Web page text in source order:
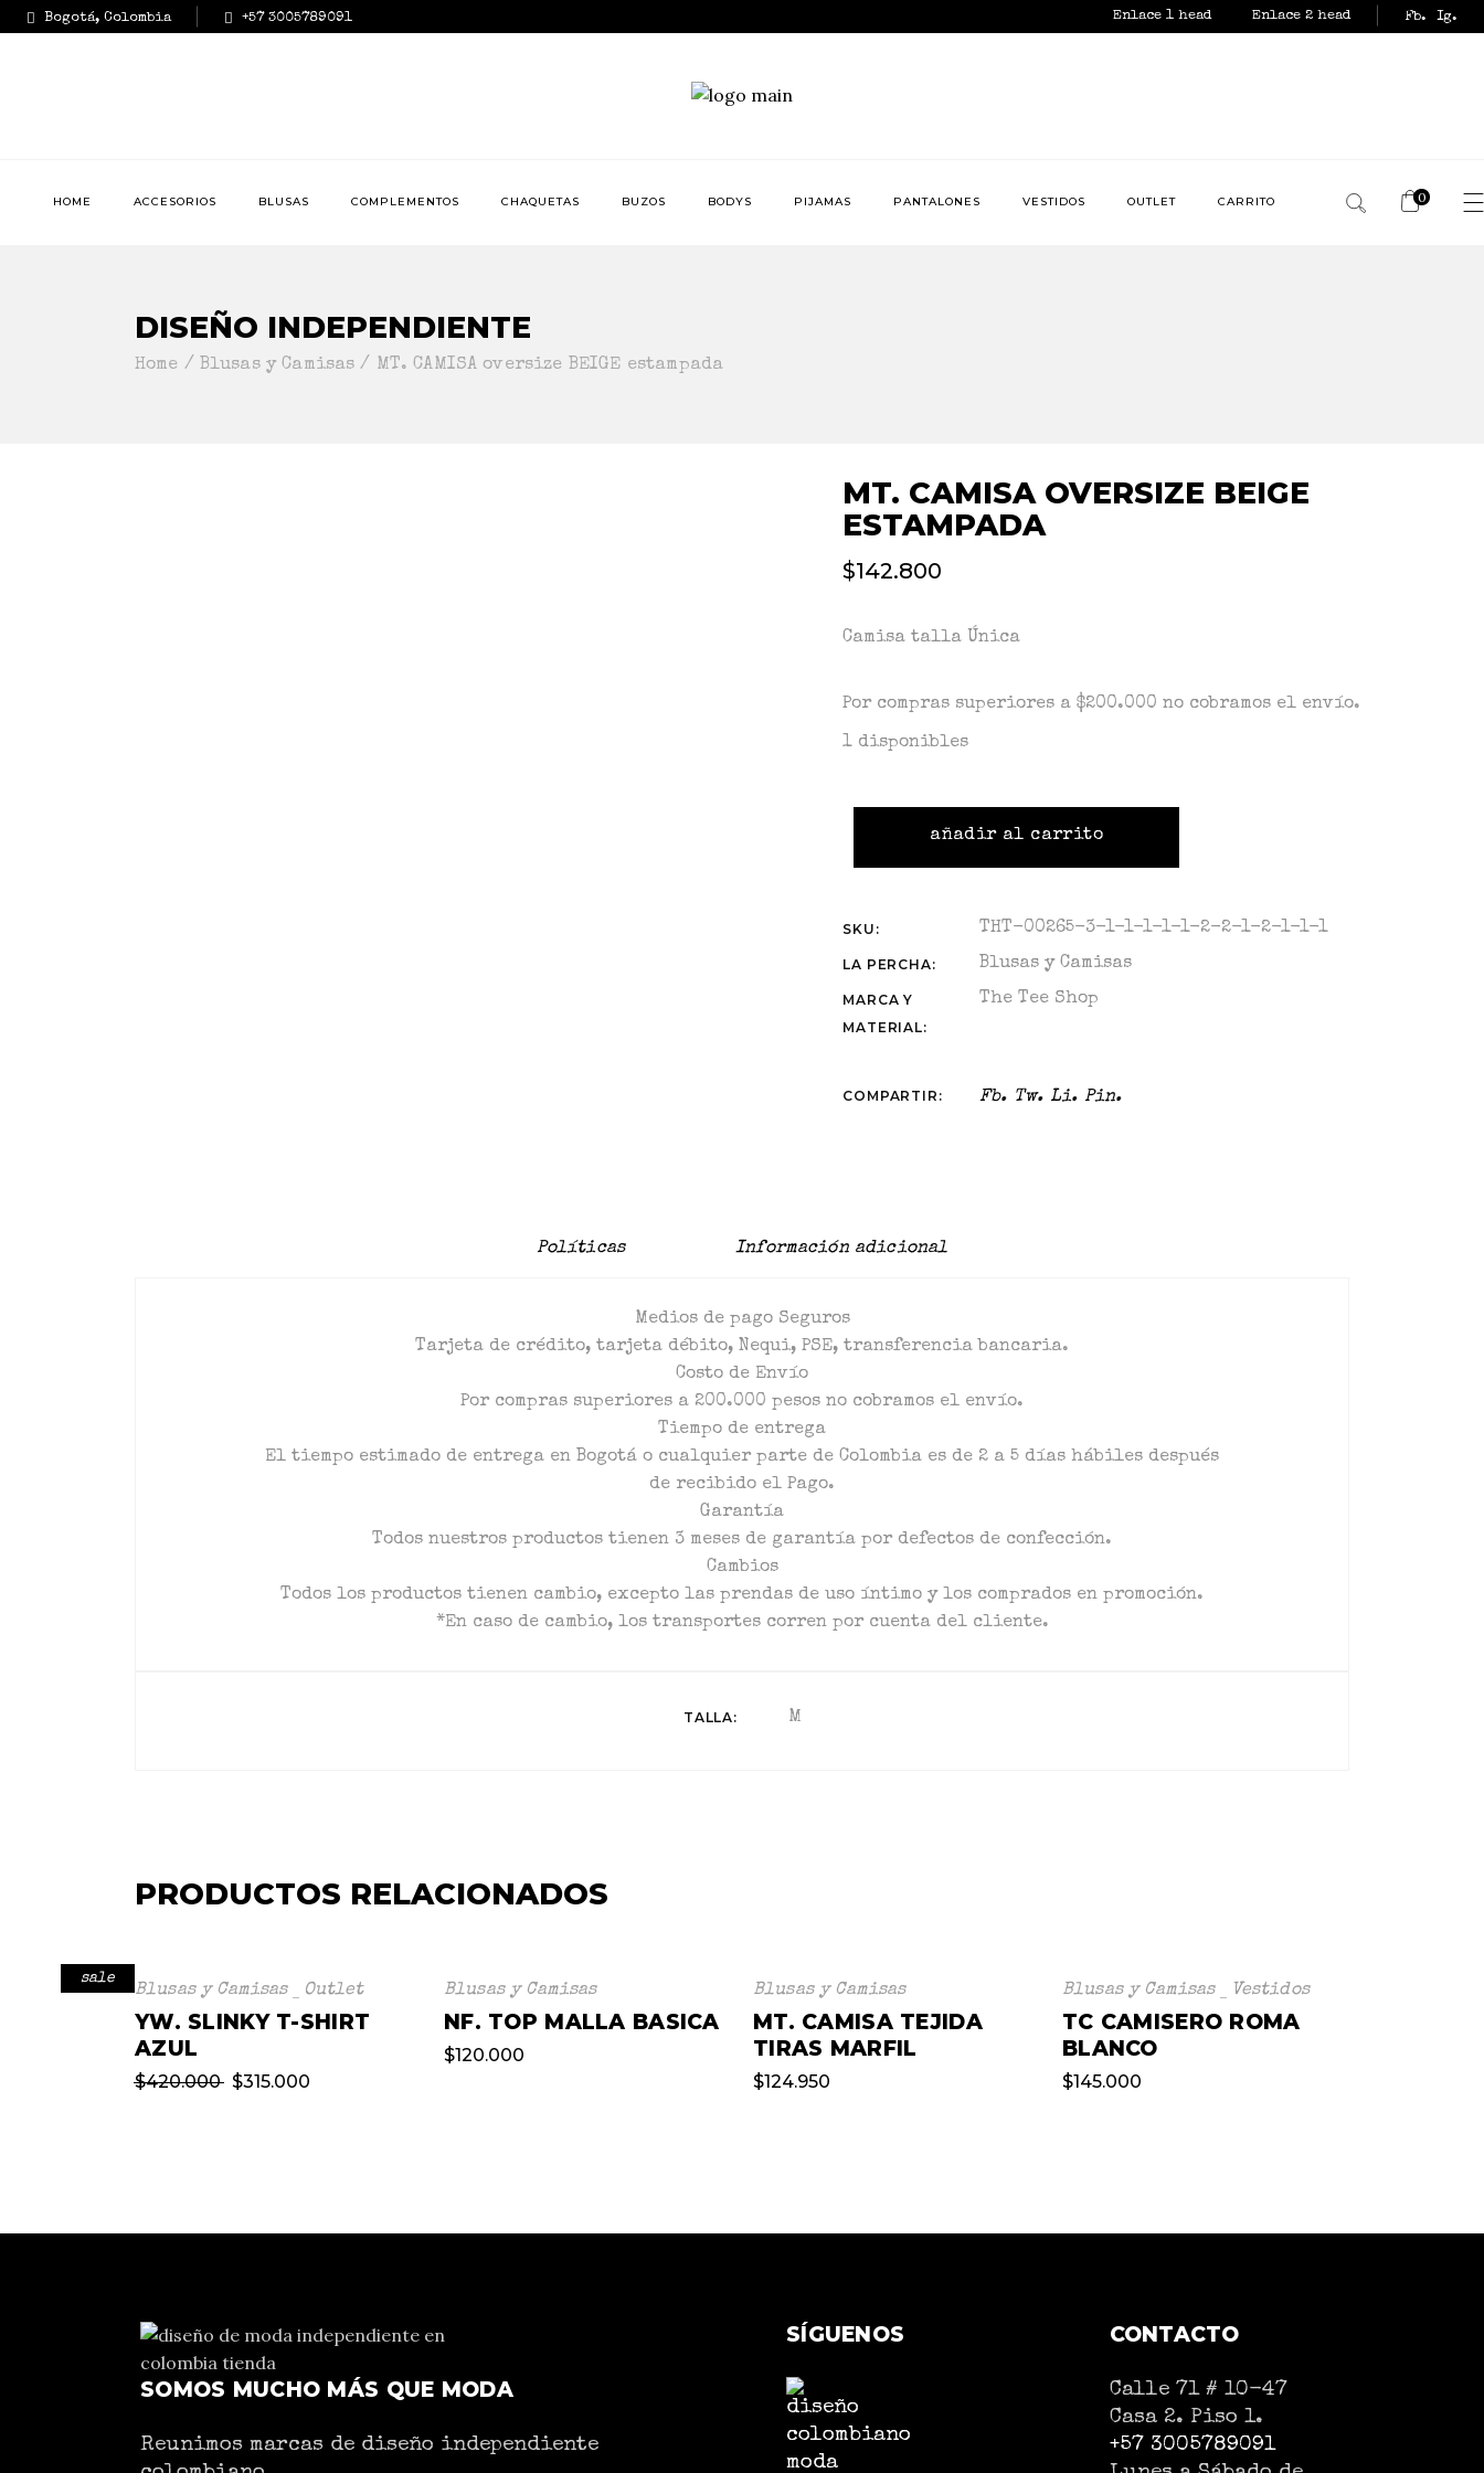
Bogotá, Colombia +57 3005789091 Enlace 1 head Enlace 2 head Fb. Ig.
HOME ACCESORIOS BLUSAS COMPLEMENTOS CHAQUETAS BUZOS BODYS PIJAMAS PANTALONES VESTIDOS OUTLET CARRITO 0
DISEÑO INDEPENDIENTE
Home Blusas y Camisas MT. CAMISA oversize BEIGE estampada
MT. CAMISA OVERSIZE BEIGE
ESTAMPADA
$142.800
Camisa talla Única
Por compras superiores a $200.000 no cobramos el envío.
1 disponibles
añadir al carrito
SKU: THT-00265-3-1-1-1-1-1-2-2-1-2-1-1-1
LA PERCHA: Blusas y Camisas
MARCA Y
MATERIAL:
The Tee Shop
COMPARTIR: Fb. Tw. Li. Pin.
Políticas Información adicional
Medios de pago Seguros
Tarjeta de crédito, tarjeta débito, Nequi, PSE, transferencia bancaria.
Costo de Envío
Por compras superiores a 200.000 pesos no cobramos el envío.
Tiempo de entrega
El tiempo estimado de entrega en Bogotá o cualquier parte de Colombia es de 2 a 5 días hábiles después
de recibido el Pago.
Garantía
Todos nuestros productos tienen 3 meses de garantía por defectos de confección.
Cambios
Todos los productos tienen cambio, excepto las prendas de uso íntimo y los comprados en promoción.
*En caso de cambio, los transportes corren por cuenta del cliente.
TALLA M
PRODUCTOS RELACIONADOS
sale
Blusas y Camisas Outlet
YW. SLINKY T-SHIRT
AZUL
$420.000 $315.000
Blusas y Camisas
NF. TOP MALLA BASICA
$120.000
Blusas y Camisas
MT. CAMISA TEJIDA
TIRAS MARFIL
$124.950
Blusas y Camisas Vestidos
TC CAMISERO ROMA
BLANCO
$145.000
SOMOS MUCHO MÁS QUE MODA
Reunimos marcas de diseño independiente
SÍGUENOS CONTACTO
Calle 71 # 10-47
Casa 2. Piso 1.
+57 3005789091